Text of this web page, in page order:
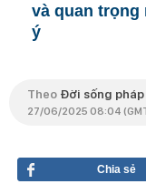
và quan trọng
ý
Theo Đời sống
27/06/2025 08:04
Chia sẻ